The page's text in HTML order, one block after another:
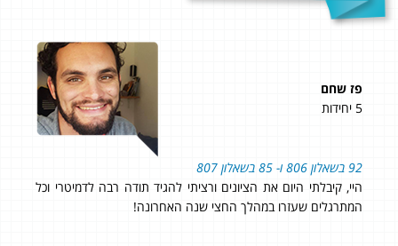
פז שחם
5 יחידות
92 בשאלון 806 ו- 85 בשאלון 807
היי, קיבלתי היום את הציונים ורציתי להגיד תודה רבה לדמיטרי וכל
המתרגלים שעזרו במהלך החצי שנה האחרונה!